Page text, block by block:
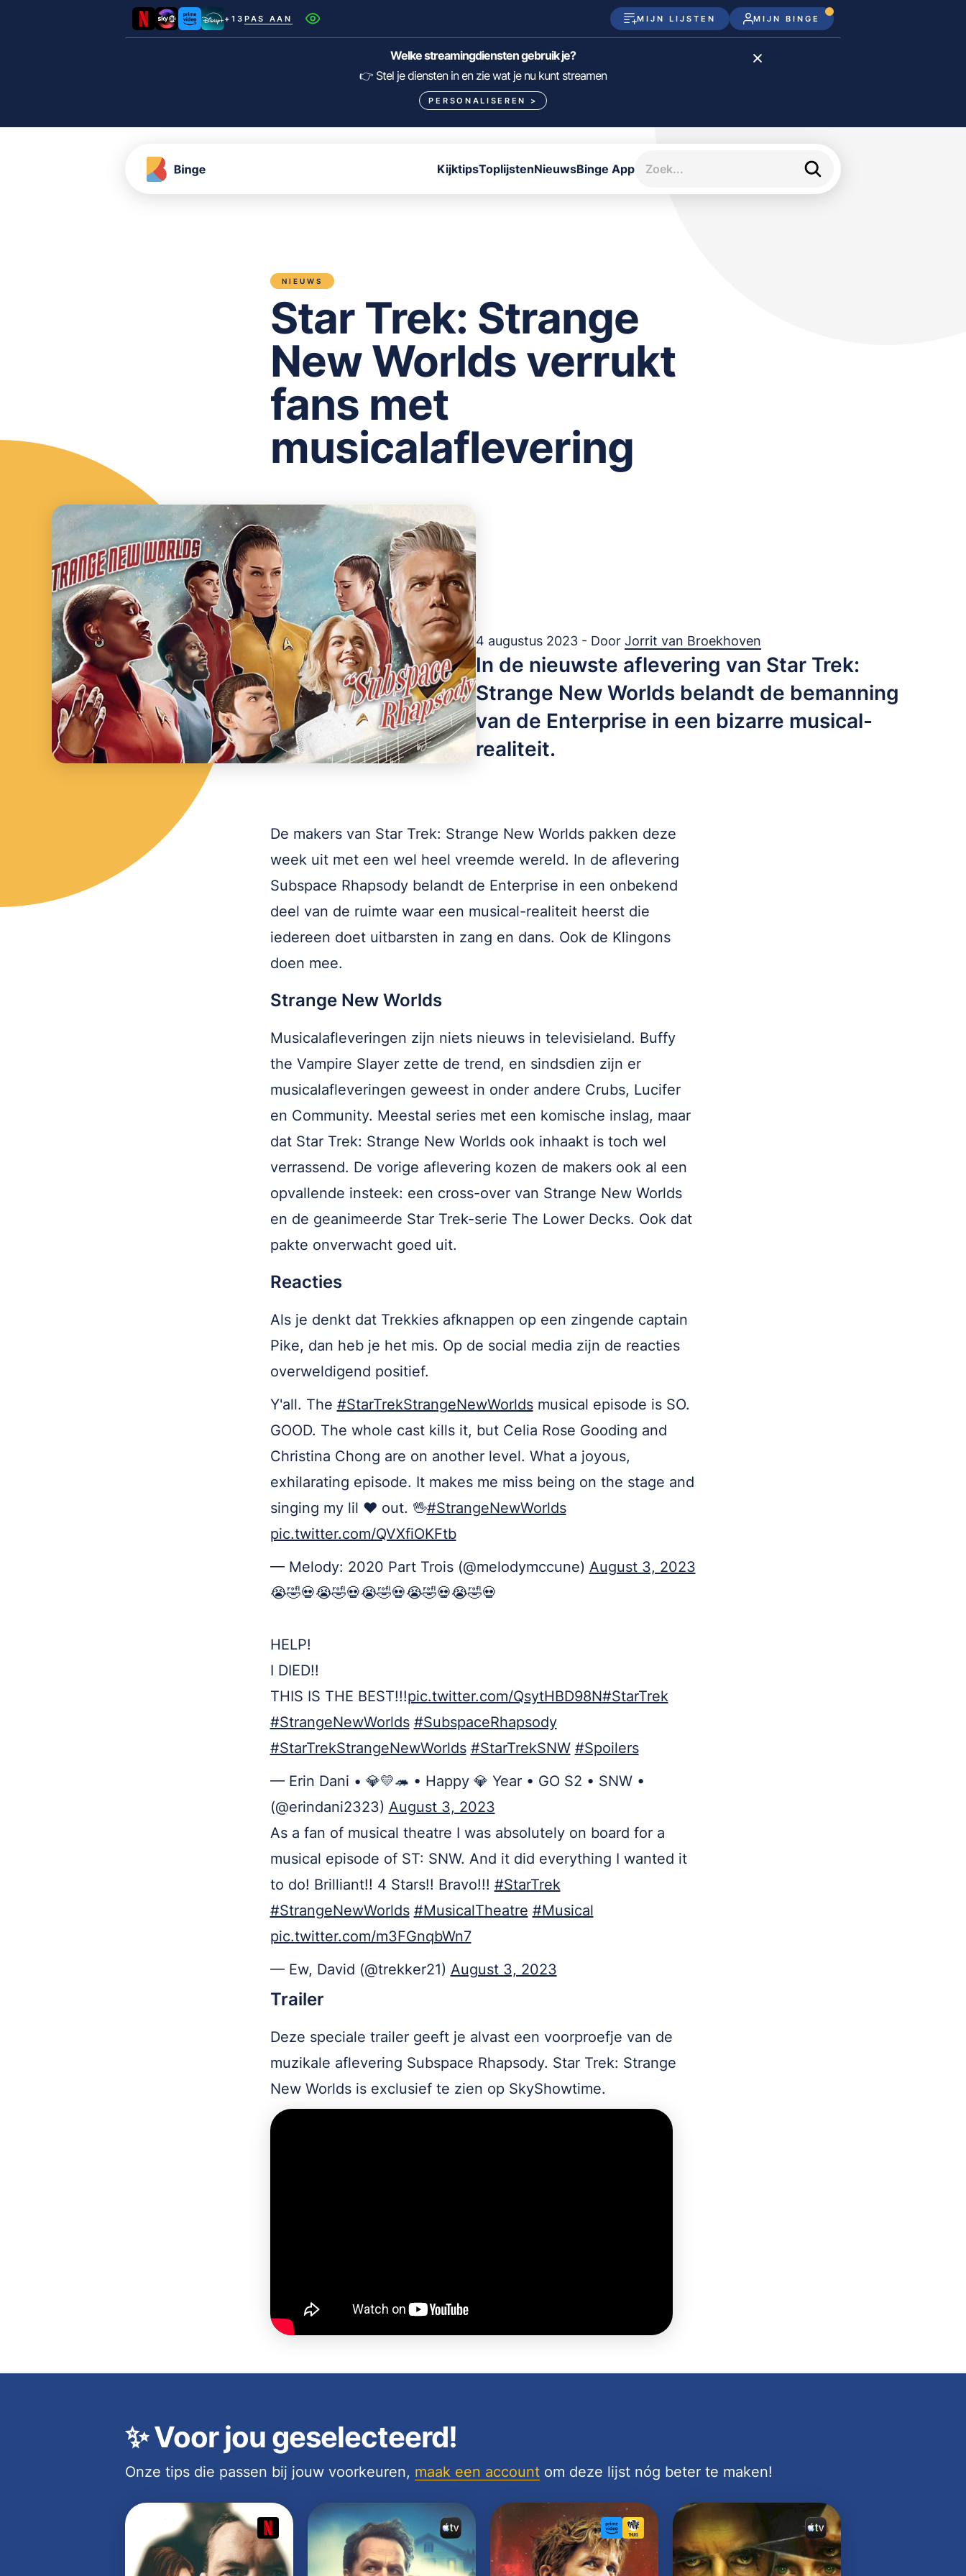
+13 PAS AAN MIJN LIJSTEN MIJN BINGE
Netflix SkyShowtime Prime Video Disney+
HBO Max NPO Start
Pathé Thuis
Welke streamingdiensten gebruik je?
👉 Stel je diensten in en zie wat je nu kunt streamen
PERSONALISEREN >
KijktipsToplijstenNieuwsBinge App
NIEUWS
Star Trek: Strange
New Worlds verrukt
fans met
musicalaflevering
4 augustus 2023 - Door Jorrit van Broekhoven
In de nieuwste aflevering van Star Trek:
Strange New Worlds belandt de bemanning
van de Enterprise in een bizarre musical-
realiteit.
De makers van Star Trek: Strange New Worlds pakken deze
week uit met een wel heel vreemde wereld. In de aflevering
Subspace Rhapsody belandt de Enterprise in een onbekend
deel van de ruimte waar een musical-realiteit heerst die
iedereen doet uitbarsten in zang en dans. Ook de Klingons
doen mee.
Strange New Worlds
Musicalafleveringen zijn niets nieuws in televisieland. Buffy
the Vampire Slayer zette de trend, en sindsdien zijn er
musicalafleveringen geweest in onder andere Crubs, Lucifer
en Community. Meestal series met een komische inslag, maar
dat Star Trek: Strange New Worlds ook inhaakt is toch wel
verrassend. De vorige aflevering kozen de makers ook al een
opvallende insteek: een cross-over van Strange New Worlds
en de geanimeerde Star Trek-serie The Lower Decks. Ook dat
pakte onverwacht goed uit.
Reacties
Als je denkt dat Trekkies afknappen op een zingende captain
Pike, dan heb je het mis. Op de social media zijn de reacties
overweldigend positief.
Y'all. The #StarTrekStrangeNewWorldsmusical episode is SO.
GOOD. The whole cast kills it, but Celia Rose Gooding and
Christina Chong are on another level. What a joyous,
exhilarating episode. It makes me miss being on the stage and
singing my lil ❤️ out. 🖖#StrangeNewWorlds
pic.twitter.com/QVXfiOKFtb
— Melody: 2020 Part Trois (@melodymccune) August 3, 2023
😭🤣💀😭🤣💀😭🤣💀😭🤣💀😭🤣💀
HELP!
I DIED!!
THIS IS THE BEST!!!pic.twitter.com/QsytHBD98N#StarTrek
#StrangeNewWorlds #SubspaceRhapsody
#StarTrekStrangeNewWorlds #StarTrekSNW #Spoilers
— Erin Dani • 💎💛🦔 • Happy 💎 Year • GO S2 • SNW •
(@erindani2323) August 3, 2023
As a fan of musical theatre I was absolutely on board for a
musical episode of ST: SNW. And it did everything I wanted it
to do! Brilliant!! 4 Stars!! Bravo!!! #StarTrek
#StrangeNewWorlds #MusicalTheatre #Musical
pic.twitter.com/m3FGnqbWn7
— Ew, David (@trekker21) August 3, 2023
Trailer
Deze speciale trailer geeft je alvast een voorproefje van de
muzikale aflevering Subspace Rhapsody. Star Trek: Strange
New Worlds is exclusief te zien op SkyShowtime.
✨Voor jou geselecteerd!
Onze tips die passen bij jouw voorkeuren, maak een account om deze lijst nóg beter te maken!